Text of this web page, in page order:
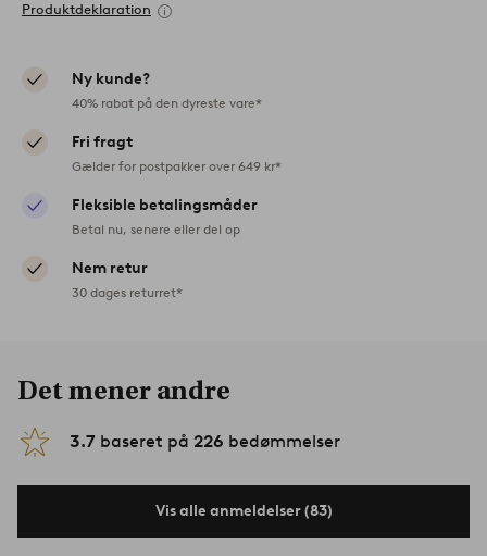
Produktdeklaration
Ny kunde?
40% rabat på den dyreste vare*
Fri fragt
Gælder for postpakker over 649 kr*
Fleksible betalingsmåder
Betal nu, senere eller del op
Nem retur
30 dages returret*
Det mener andre
3.7 baseret på 226 bedømmelser
Vis alle anmeldelser (83)